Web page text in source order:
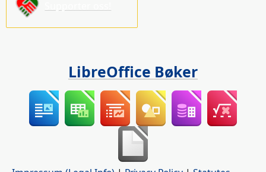
LibreOffice Bøker